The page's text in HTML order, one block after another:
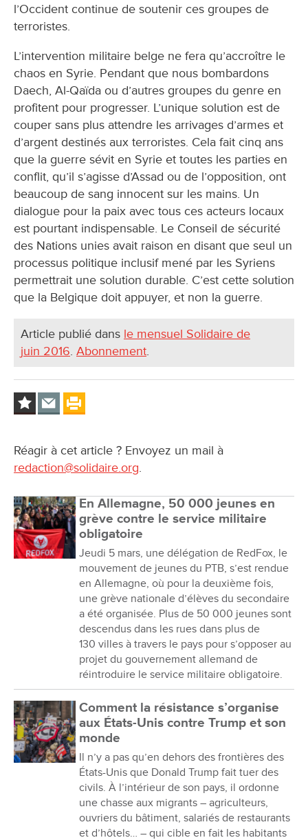
l’Occident continue de soutenir ces groupes de
terroristes.
L’intervention militaire belge ne fera qu’accroître le
chaos en Syrie. Pendant que nous bombardons
Daech, Al-Qaïda ou d’autres groupes du genre en
profitent pour progresser. L’unique solution est de
couper sans plus attendre les arrivages d’armes et
d’argent destinés aux terroristes. Cela fait cinq ans
que la guerre sévit en Syrie et toutes les parties en
conflit, qu’il s’agisse d’Assad ou de l’opposition, ont
beaucoup de sang innocent sur les mains. Un
dialogue pour la paix avec tous ces acteurs locaux
est pourtant indispensable. Le Conseil de sécurité
des Nations unies avait raison en disant que seul un
processus politique inclusif mené par les Syriens
permettrait une solution durable. C’est cette solution
que la Belgique doit appuyer, et non la guerre.
Article publié dans le mensuel Solidaire de
juin 2016. Abonnement.
Réagir à cet article ? Envoyez un mail à
redaction@solidaire.org.
En Allemagne, 50 000 jeunes en
grève contre le service militaire
obligatoire
Jeudi 5 mars, une délégation de RedFox, le
mouvement de jeunes du PTB, s’est rendue
en Allemagne, où pour la deuxième fois,
une grève nationale d’élèves du secondaire
a été organisée. Plus de 50 000 jeunes sont
descendus dans les rues dans plus de
130 villes à travers le pays pour s’opposer au
projet du gouvernement allemand de
réintroduire le service militaire obligatoire.
Comment la résistance s’organise
aux États-Unis contre Trump et son
monde
Il n’y a pas qu’en dehors des frontières des
États-Unis que Donald Trump fait tuer des
civils. À l’intérieur de son pays, il ordonne
une chasse aux migrants – agriculteurs,
ouvriers du bâtiment, salariés de restaurants
et d’hôtels… – qui cible en fait les habitants